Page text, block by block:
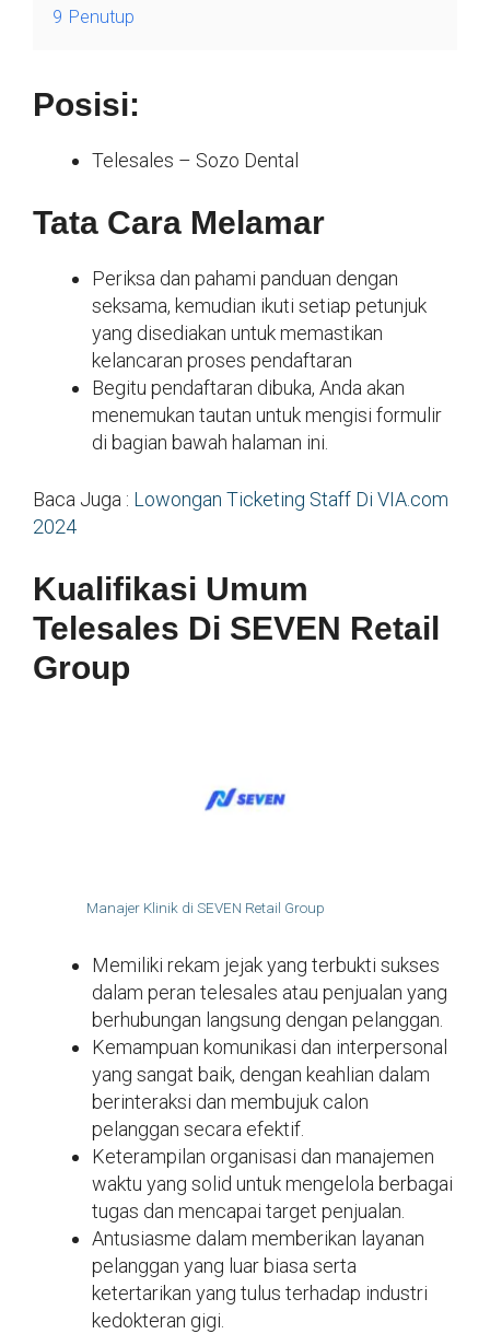
9 Penutup
Posisi:
Telesales – Sozo Dental
Tata Cara Melamar
Periksa dan pahami panduan dengan
seksama, kemudian ikuti setiap petunjuk
yang disediakan untuk memastikan
kelancaran proses pendaftaran
Begitu pendaftaran dibuka, Anda akan
menemukan tautan untuk mengisi formulir
di bagian bawah halaman ini.
Baca Juga : Lowongan Ticketing Staff Di VIA.com
2024
Kualifikasi Umum
Telesales Di SEVEN Retail
Group
Manajer Klinik di SEVEN Retail Group
Memiliki rekam jejak yang terbukti sukses
dalam peran telesales atau penjualan yang
berhubungan langsung dengan pelanggan.
Kemampuan komunikasi dan interpersonal
yang sangat baik, dengan keahlian dalam
berinteraksi dan membujuk calon
pelanggan secara efektif.
Keterampilan organisasi dan manajemen
waktu yang solid untuk mengelola berbagai
tugas dan mencapai target penjualan.
Antusiasme dalam memberikan layanan
pelanggan yang luar biasa serta
ketertarikan yang tulus terhadap industri
kedokteran gigi.